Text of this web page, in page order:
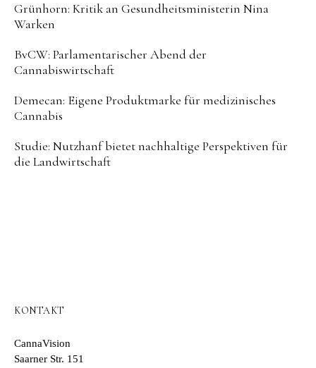
Grünhorn: Kritik an Gesundheitsministerin Nina
Warken
BvCW: Parlamentarischer Abend der
Cannabiswirtschaft
Demecan: Eigene Produktmarke für medizinisches
Cannabis
Studie: Nutzhanf bietet nachhaltige Perspektiven für
die Landwirtschaft
KONTAKT
CannaVision
Saarner Str. 151